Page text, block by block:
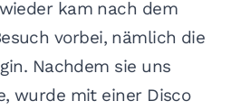
kam nach dem
vorbei, nämlich die
Nachdem sie uns
wurde mit einer Disco